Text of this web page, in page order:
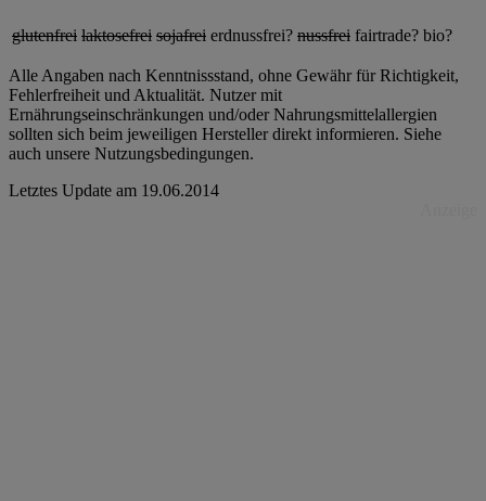
glutenfrei laktosefrei sojafrei erdnussfrei? nussfrei fairtrade? bio?
Alle Angaben nach Kenntnissstand, ohne Gewähr für Richtigkeit,
Fehlerfreiheit und Aktualität. Nutzer mit
Ernährungseinschränkungen und/oder Nahrungsmittelallergien
sollten sich beim jeweiligen Hersteller direkt informieren. Siehe
auch unsere Nutzungsbedingungen.
Letztes Update am 19.06.2014